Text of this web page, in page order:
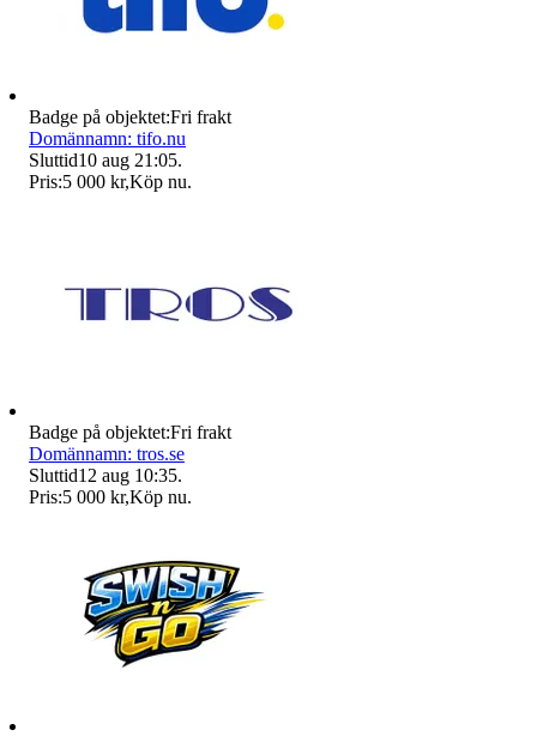
Badge på objektet:Fri frakt
Domännamn: tifo.nu
Sluttid10 aug 21:05.
Pris:5 000 kr,Köp nu.
Badge på objektet:Fri frakt
Domännamn: tros.se
Sluttid12 aug 10:35.
Pris:5 000 kr,Köp nu.